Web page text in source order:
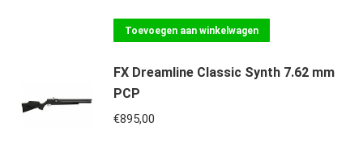
Toevoegen aan winkelwagen
FX Dreamline Classic Synth 7.62 mm
PCP
€895,00